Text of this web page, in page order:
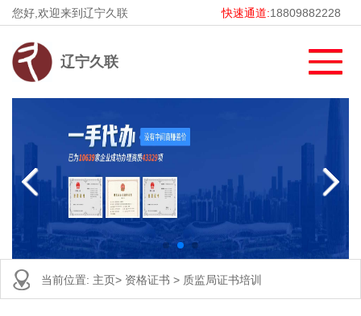
您好,欢迎来到辽宁久联 快速通道:18809882228
辽宁久联
当前位置: 主页> 资格证书 > 质监局证书培训